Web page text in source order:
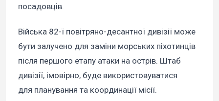
посадовців.
Війська 82-ї повітряно-десантної дивізії може
бути залучено для заміни морських піхотинців
після першого етапу атаки на острів. Штаб
дивізії, імовірно, буде використовуватися
для планування та координації місії.